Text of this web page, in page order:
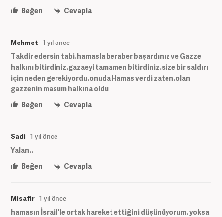
Beğen
Cevapla
Mehmet 1 yıl önce
Takdir edersin tabi.hamasla beraber başardınız ve Gazze
halkını bitirdiniz.gazaeyi tamamen bitirdiniz.size bir saldırı
için neden gerekiyordu.onuda Hamas verdi zaten.olan
gazzenin masum halkına oldu
Beğen
Cevapla
Sadi 1 yıl önce
Yalan..
Beğen
Cevapla
Misafir 1 yıl önce
hamasın İsrail'le ortak hareket ettiğini düşünüyorum. yoksa